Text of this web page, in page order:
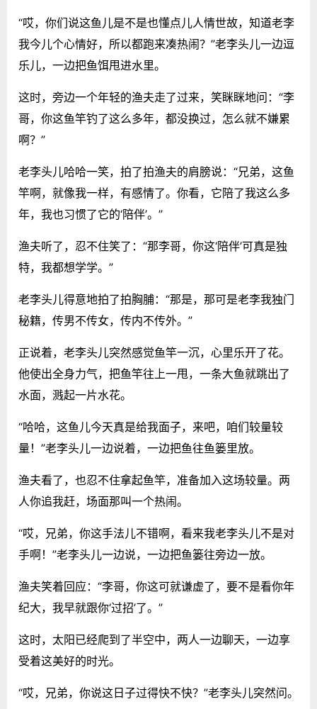
“哎，你们说这鱼儿是不是也懂点儿人情世故，知道老李
我今儿个心情好，所以都跑来凑热闹？”老李头儿一边逗
乐儿，一边把鱼饵甩进水里。
这时，旁边一个年轻的渔夫走了过来，笑眯眯地问：“李
哥，你这鱼竿钓了这么多年，都没换过，怎么就不嫌累
啊？”
老李头儿哈哈一笑，拍了拍渔夫的肩膀说：“兄弟，这鱼
竿啊，就像我一样，有感情了。你看，它陪了我这么多
年，我也习惯了它的‘陪伴’。”
渔夫听了，忍不住笑了：“那李哥，你这‘陪伴’可真是独
特，我都想学学。”
老李头儿得意地拍了拍胸脯：“那是，那可是老李我独门
秘籍，传男不传女，传内不传外。”
正说着，老李头儿突然感觉鱼竿一沉，心里乐开了花。
他使出全身力气，把鱼竿往上一甩，一条大鱼就跳出了
水面，溅起一片水花。
“哈哈，这鱼儿今天真是给我面子，来吧，咱们较量较
量！”老李头儿一边说着，一边把鱼往鱼篓里放。
渔夫看了，也忍不住拿起鱼竿，准备加入这场较量。两
人你追我赶，场面那叫一个热闹。
“哎，兄弟，你这手法儿不错啊，看来我老李头儿不是对
手啊！”老李头儿一边说，一边把鱼篓往旁边一放。
渔夫笑着回应：“李哥，你这可就谦虚了，要不是看你年
纪大，我早就跟你‘过招’了。”
这时，太阳已经爬到了半空中，两人一边聊天，一边享
受着这美好的时光。
“哎，兄弟，你说这日子过得快不快？”老李头儿突然问。